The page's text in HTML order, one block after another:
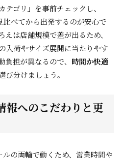
ゴリ」を事前チェックし、
比べてから出発するのが安心で
は店舗規模で差が出るため、
入荷やサイズ展開に当たりやす
担が異なるので、 時間か快適
び分けましょう。
報へのこだわりと更
の両輪で動くため、営業時間や